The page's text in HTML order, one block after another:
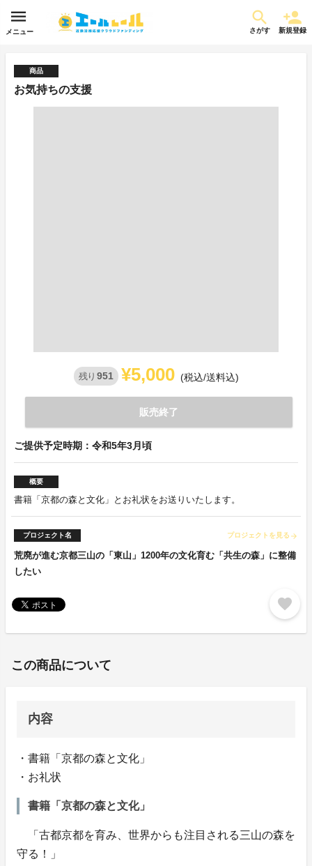
メニュー さがす 新規登録
商品
お気持ちの支援
残り 951 ¥5,000 (税込/送料込)
販売終了
ご提供予定時期：令和5年3月頃
概要
書籍「京都の森と文化」とお礼状をお送りいたします。
プロジェクト名 プロジェクトを見る arrow_forward
荒廃が進む京都三山の「東山」1200年の文化育む「共生の森」に整備
したい
favorite
この商品について
内容
・書籍「京都の森と文化」
・お礼状
書籍「京都の森と文化」
「古都京都を育み、世界からも注目される三山の森を
守る！」